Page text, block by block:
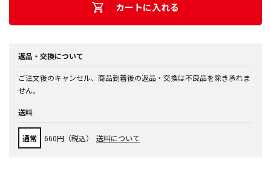
カートに入れる
返品・交換について
ご注文後のキャンセル、商品到着後の返品・交換は不良品を除き承れま
せん。
送料
通常 660円（税込） 送料について